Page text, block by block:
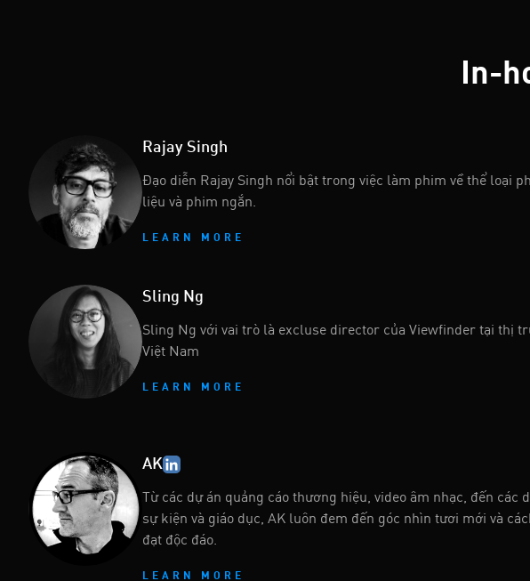
In-
Rajay Singh
Đạo diễn Rajay Singh nổi bật trong việc làm phim về thể loại
liệu và phim ngắn.
LEARN MORE
Sling Ng
Sling Ng với vai trò là excluse director của Viewfinder tại thị
Việt Nam
LEARN MORE
AK
Từ các dự án quảng cáo thương hiệu, video âm nhạc, đến các
sự kiện và giáo dục, AK luôn đem đến góc nhìn tươi mới và
đạt độc đáo.
LEARN MORE